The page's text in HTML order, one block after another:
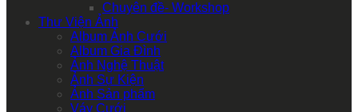
Chuyên đề- Workshop
Thư Viện Ảnh
Album Ảnh Cưới
Album Gia Đình
Ảnh Nghệ Thuật
Ảnh Sự Kiện
Ảnh Sản phẩm
Váy Cưới